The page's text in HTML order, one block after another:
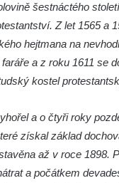
– VI. kaple – Olivetská
zahrada)
– IV. kaple – Pustá ves
– III. kaple – Stádní
– II. kaple – Poslední
šestnáctého
Z let 1565 a
hejtmana na
a z roku 1611 se
kostel
a o čtyři roky
získal základ
až v roce 1898.
a počátkem